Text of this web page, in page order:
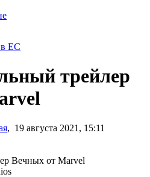
ЕС
трейлер
, 19 августа 2021, 15:11